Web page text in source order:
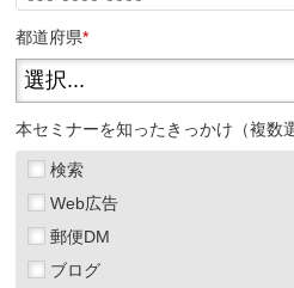
*
都道府県
本セミナーを知ったきっかけ（複数
検索
Web広告
郵便DM
ブログ